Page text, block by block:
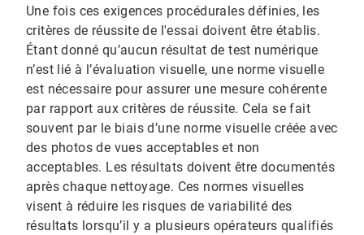
Une fois ces exigences procédurales définies, les
critères de réussite de l'essai doivent être établis.
Étant donné qu’aucun résultat de test numérique
n’est lié à l’évaluation visuelle, une norme visuelle
est nécessaire pour assurer une mesure cohérente
par rapport aux critères de réussite. Cela se fait
souvent par le biais d’une norme visuelle créée avec
des photos de vues acceptables et non
acceptables. Les résultats doivent être documentés
après chaque nettoyage. Ces normes visuelles
visent à réduire les risques de variabilité des
résultats lorsqu’il y a plusieurs opérateurs qualifiés